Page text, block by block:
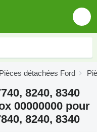
Pièces détachées Ford
8240, 8340
00000000 pour
8240, 8340